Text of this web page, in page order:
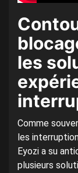
les
Comme
les
Eyozi a su
plusieurs